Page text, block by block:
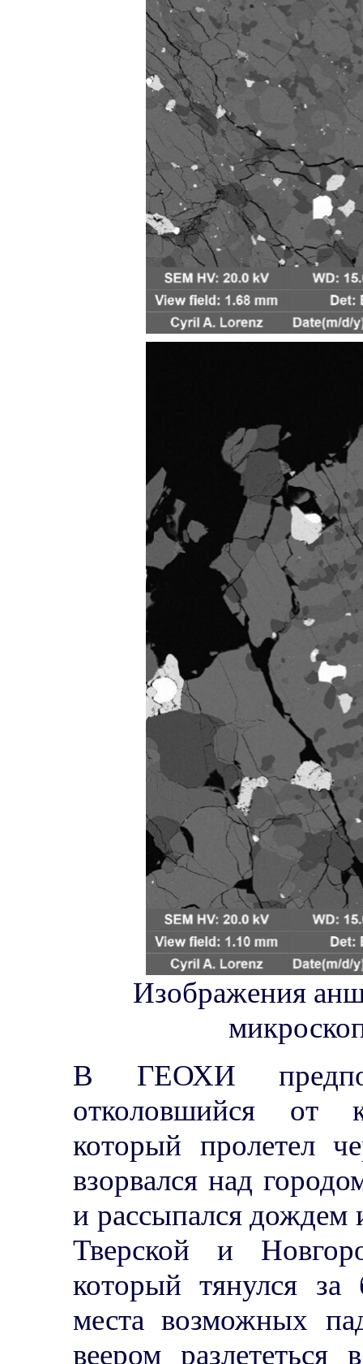
Изображения
В ГЕОХИ
отколовшийся от
который пролетел
взорвался над
и рассыпался дождем
Тверской и
который тянулся за
места возможных
веером разлететься